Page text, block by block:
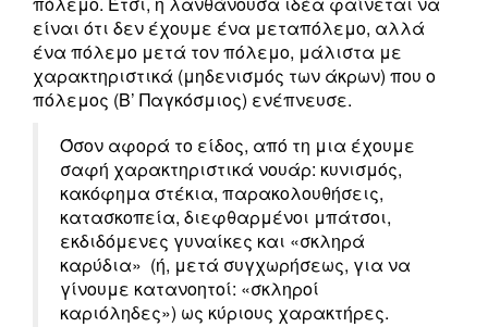
είναι ότι δεν έχουμε ένα μεταπόλεμο, αλλά
ένα πόλεμο μετά τον πόλεμο, μάλιστα με
χαρακτηριστικά (μηδενισμός των άκρων) που ο
πόλεμος (Β’ Παγκόσμιος) ενέπνευσε.
Όσον αφορά το είδος, από τη μια έχουμε
σαφή χαρακτηριστικά νουάρ: κυνισμός,
κακόφημα στέκια, παρακολουθήσεις,
κατασκοπεία, διεφθαρμένοι μπάτσοι,
εκδιδόμενες γυναίκες και «σκληρά
καρύδια» (ή, μετά συγχωρήσεως, για να
γίνουμε κατανοητοί: «σκληροί
καριόληδες») ως κύριους χαρακτήρες.